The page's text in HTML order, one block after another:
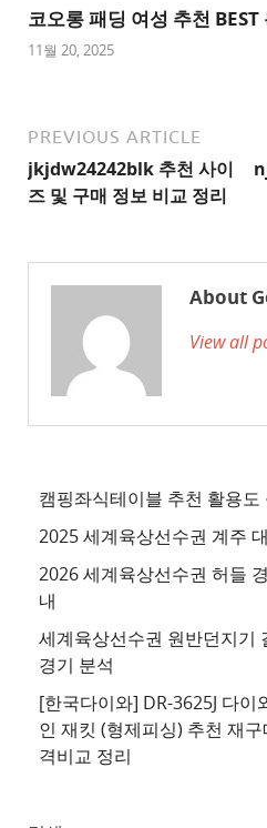
트
1
사
이
트
추
사
트
천
사
이
트
코오롱 패딩 여성 추천
11월 20, 2025
PREVIOUS ARTICLE
jkjdw24242blk 추천 사이
즈 및 구매 정보 비교 정리
About
View all
캠핑좌식테이블 추천 활용도
2025 세계육상선수권 계주
2026 세계육상선수권 허들
내
세계육상선수권 원반던지기
경기 분석
[한국다이와] DR-3625J 다이
인 재킷 (형제피싱) 추천 재
격비교 정리